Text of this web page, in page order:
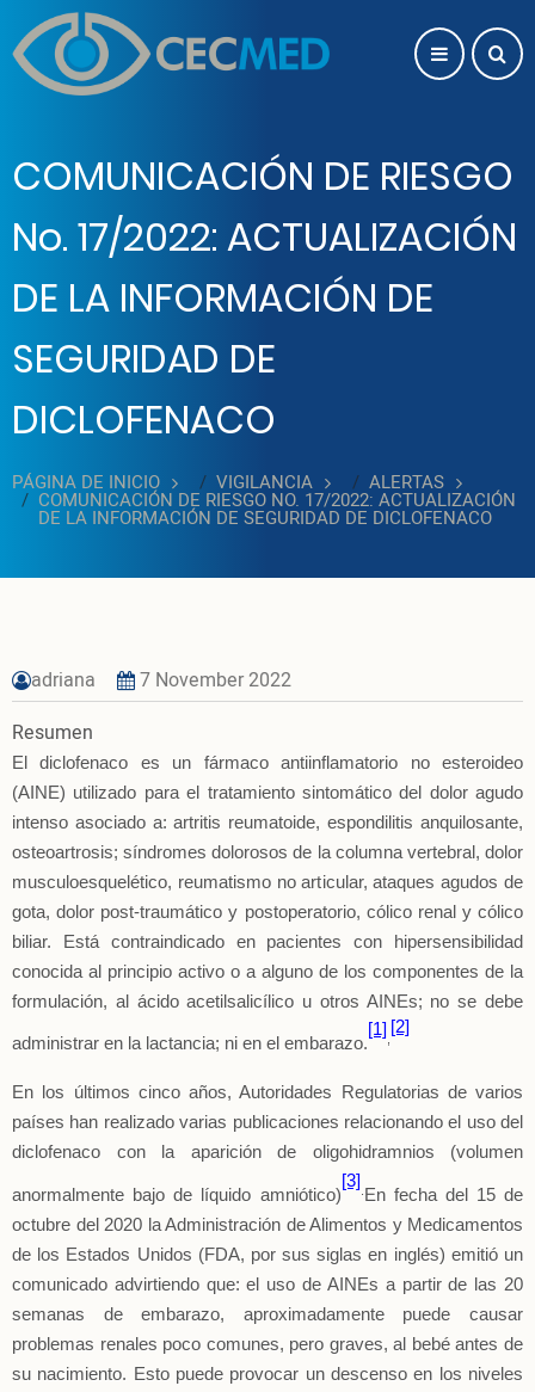
Pasar al contenido principal
COMUNICACIÓN DE RIESGO
No. 17/2022: ACTUALIZACIÓN
DE LA INFORMACIÓN DE
SEGURIDAD DE
DICLOFENACO
PÁGINA DE INICIO VIGILANCIA ALERTAS
COMUNICACIÓN DE RIESGO NO. 17/2022: ACTUALIZACIÓN
DE LA INFORMACIÓN DE SEGURIDAD DE DICLOFENACO
adriana
7 November 2022
Resumen
El diclofenaco es un fármaco antiinflamatorio no esteroideo
(AINE) utilizado para el tratamiento sintomático del dolor agudo
intenso asociado a: artritis reumatoide, espondilitis anquilosante,
osteoartrosis; síndromes dolorosos de la columna vertebral, dolor
musculoesquelético, reumatismo no articular, ataques agudos de
gota, dolor post-traumático y postoperatorio, cólico renal y cólico
biliar. Está contraindicado en pacientes con hipersensibilidad
conocida al principio activo o a alguno de los componentes de la
formulación, al ácido acetilsalicílico u otros AINEs; no se debe
administrar en la lactancia; ni en el embarazo.
[1] [2]
En los últimos cinco años, Autoridades Regulatorias de varios
países han realizado varias publicaciones relacionando el uso del
diclofenaco con la aparición de oligohidramnios (volumen
anormalmente bajo de líquido amniótico)
[3]. En fecha del 15 de
octubre del 2020 la Administración de Alimentos y Medicamentos
de los Estados Unidos (FDA, por sus siglas en inglés) emitió un
comunicado advirtiendo que: el uso de AINEs a partir de las 20
semanas de embarazo, aproximadamente puede causar
problemas renales poco comunes, pero graves, al bebé antes de
su nacimiento. Esto puede provocar un descenso en los niveles